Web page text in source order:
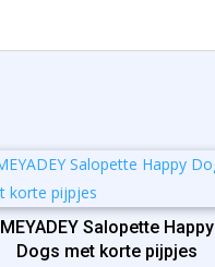
MEYADEY Salopette Happy
Dogs met korte pijpjes